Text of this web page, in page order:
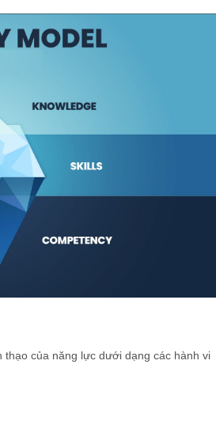
của năng lực dưới dạng các hành vi